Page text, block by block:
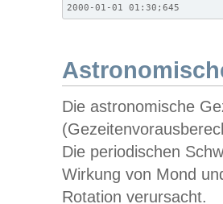
2000-01-01 01:30;645
Die astronomische
Die periodischen
Wirkung von Mond
Rotation verursacht.